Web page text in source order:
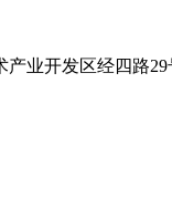
产业开发区经四路29